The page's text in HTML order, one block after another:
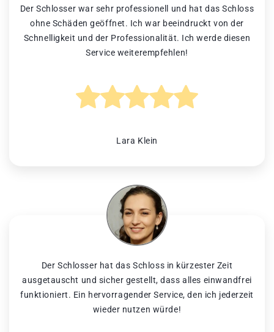
Der Schlosser war sehr professionell und hat das Schloss
ohne Schäden geöffnet. Ich war beeindruckt von der
Schnelligkeit und der Professionalität. Ich werde diesen
Service weiterempfehlen!
Lara Klein
Der Schlosser hat das Schloss in kürzester Zeit
ausgetauscht und sicher gestellt, dass alles einwandfrei
funktioniert. Ein hervorragender Service, den ich jederzeit
wieder nutzen würde!